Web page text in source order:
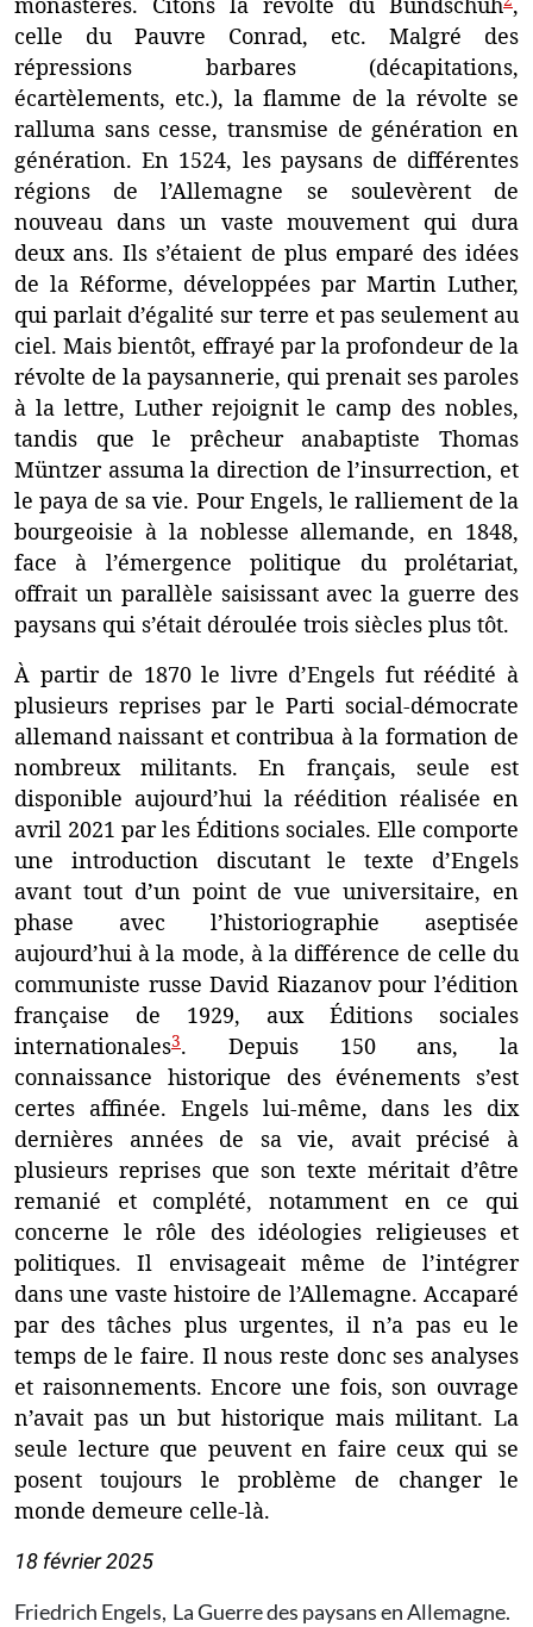
celle du Pauvre Conrad, etc. Malgré des
répressions barbares (décapitations,
écartèlements, etc.), la flamme de la révolte se
ralluma sans cesse, transmise de génération en
génération. En 1524, les paysans de différentes
régions de l’Allemagne se soulevèrent de
nouveau dans un vaste mouvement qui dura
deux ans. Ils s’étaient de plus emparé des idées
de la Réforme, développées par Martin Luther,
qui parlait d’égalité sur terre et pas seulement au
ciel. Mais bientôt, effrayé par la profondeur de la
révolte de la paysannerie, qui prenait ses paroles
à la lettre, Luther rejoignit le camp des nobles,
tandis que le prêcheur anabaptiste Thomas
Müntzer assuma la direction de l’insurrection, et
le paya de sa vie. Pour Engels, le ralliement de la
bourgeoisie à la noblesse allemande, en 1848,
face à l’émergence politique du prolétariat,
offrait un parallèle saisissant avec la guerre des
paysans qui s’était déroulée trois siècles plus tôt.
À partir de 1870 le livre d’Engels fut réédité à
plusieurs reprises par le Parti social-démocrate
allemand naissant et contribua à la formation de
nombreux militants. En français, seule est
disponible aujourd’hui la réédition réalisée en
avril 2021 par les Éditions sociales. Elle comporte
une introduction discutant le texte d’Engels
avant tout d’un point de vue universitaire, en
phase avec l’historiographie aseptisée
aujourd’hui à la mode, à la différence de celle du
communiste russe David Riazanov pour l’édition
française de 1929, aux Éditions sociales
internationales3. Depuis 150 ans, la
connaissance historique des événements s’est
certes affinée. Engels lui-même, dans les dix
dernières années de sa vie, avait précisé à
plusieurs reprises que son texte méritait d’être
remanié et complété, notamment en ce qui
concerne le rôle des idéologies religieuses et
politiques. Il envisageait même de l’intégrer
dans une vaste histoire de l’Allemagne. Accaparé
par des tâches plus urgentes, il n’a pas eu le
temps de le faire. Il nous reste donc ses analyses
et raisonnements. Encore une fois, son ouvrage
n’avait pas un but historique mais militant. La
seule lecture que peuvent en faire ceux qui se
posent toujours le problème de changer le
monde demeure celle-là.
18 février 2025
Friedrich Engels, La Guerre des paysans en Allemagne.